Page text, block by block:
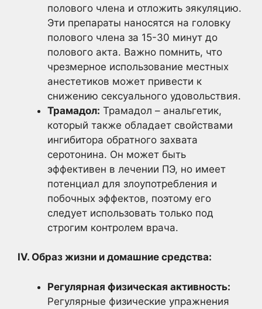
полового члена и отложить эякуляцию.
Эти препараты наносятся на головку
полового члена за 15-30 минут до
полового акта. Важно помнить, что
чрезмерное использование местных
анестетиков может привести к
снижению сексуального удовольствия.
Трамадол: Трамадол – анальгетик,
который также обладает свойствами
ингибитора обратного захвата
серотонина. Он может быть
эффективен в лечении ПЭ, но имеет
потенциал для злоупотребления и
побочных эффектов, поэтому его
следует использовать только под
строгим контролем врача.
IV. Образ жизни и домашние средства:
Регулярная физическая активность:
Регулярные физические упражнения